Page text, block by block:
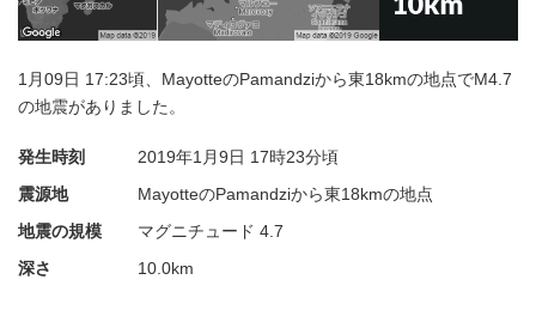
1月09日 17:23頃、MayotteのPamandziから東18kmの地点でM4.7
の地震がありました。
発生時刻 2019年1月9日 17時23分頃
震源地
MayotteのPamandziから東18kmの地点
地震の規模
マグニチュード 4.7
深さ
10.0km